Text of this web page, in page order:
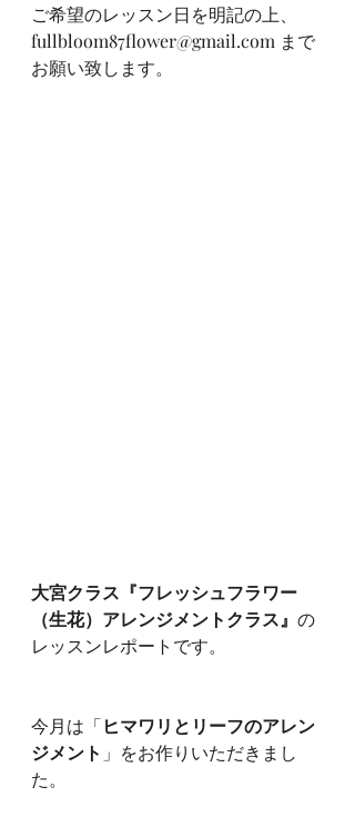
ご希望のレッスン日を明記の上、
fullbloom87flower@gmail.com まで
お願い致します。
大宮クラス『フレッシュフラワー
（生花）アレンジメントクラス』 の
レッスンレポートです。
今月は「ヒマワリとリーフのアレン
ジメント 」をお作りいただきまし
た。